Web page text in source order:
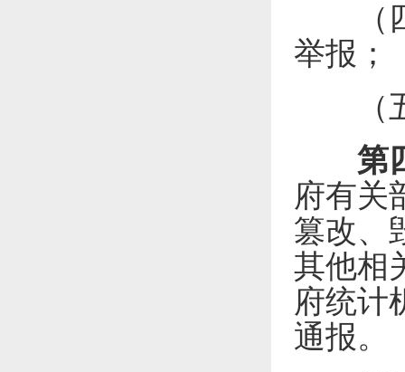
（四
举报；
（五
第
府有关
篡改、
其他相
府统计
通报。